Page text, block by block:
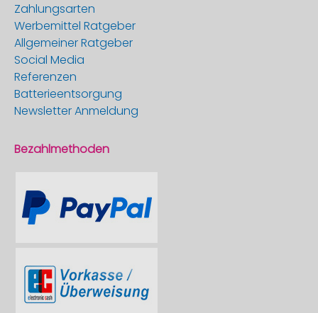
Zahlungsarten
Werbemittel Ratgeber
Allgemeiner Ratgeber
Social Media
Referenzen
Batterieentsorgung
Newsletter Anmeldung
Bezahlmethoden